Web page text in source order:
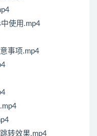
中使用.mp4
事项.mp4
转效果.mp4